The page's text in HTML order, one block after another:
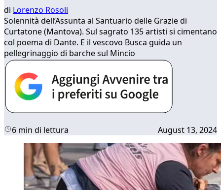
di Lorenzo Rosoli
Solennità dell’Assunta al Santuario delle Grazie di
Curtatone (Mantova). Sul sagrato 135 artisti si cimentano
col poema di Dante. E il vescovo Busca guida un
pellegrinaggio di barche sul Mincio
6 min di lettura August 13, 2024